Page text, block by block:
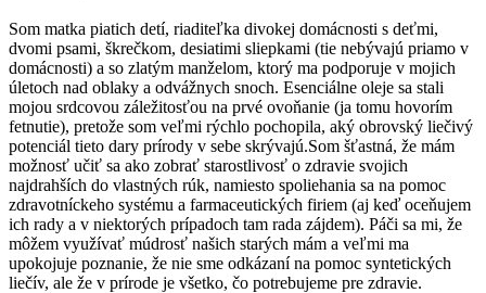
Som matka piatich detí, riaditeľka divokej domácnosti s deťmi,
dvomi psami, škrečkom, desiatimi sliepkami (tie nebývajú priamo v
domácnosti) a so zlatým manželom, ktorý ma podporuje v mojich
úletoch nad oblaky a odvážnych snoch. Esenciálne oleje sa stali
mojou srdcovou záležitosťou na prvé ovoňanie (ja tomu hovorím
fetnutie), pretože som veľmi rýchlo pochopila, aký obrovský liečivý
potenciál tieto dary prírody v sebe skrývajú.Som šťastná, že mám
možnosť učiť sa ako zobrať starostlivosť o zdravie svojich
najdrahších do vlastných rúk, namiesto spoliehania sa na pomoc
zdravotníckeho systému a farmaceutických firiem (aj keď oceňujem
ich rady a v niektorých prípadoch tam rada zájdem). Páči sa mi, že
môžem využívať múdrosť našich starých mám a veľmi ma
upokojuje poznanie, že nie sme odkázaní na pomoc syntetických
liečív, ale že v prírode je všetko, čo potrebujeme pre zdravie.